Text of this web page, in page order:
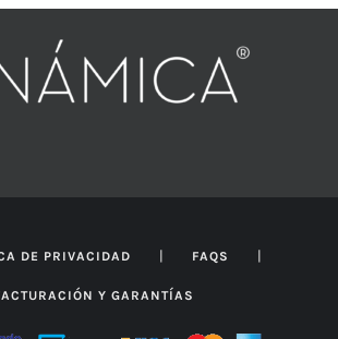
$323
DE PRIVACIDAD | FAQS |
Y GARANTÍAS